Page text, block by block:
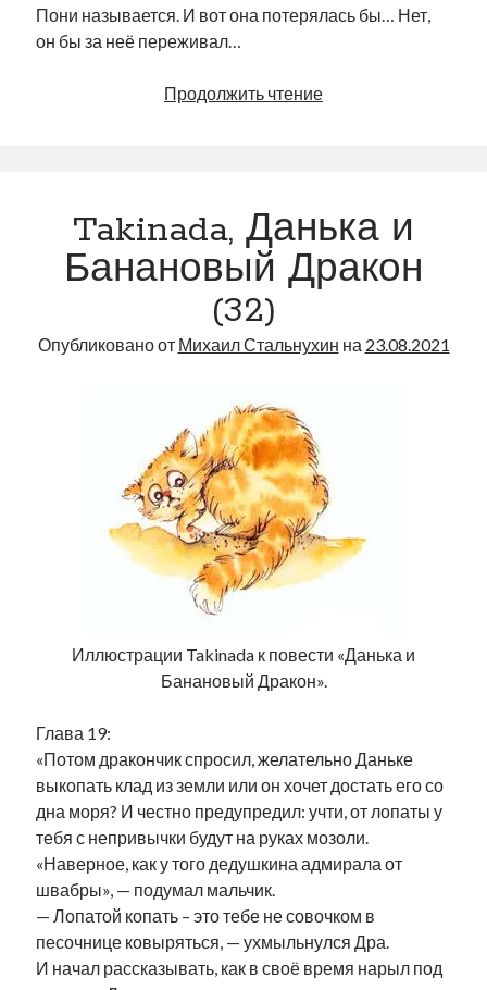
Пони называется. И вот она потерялась бы… Нет,
он бы за неё переживал…
Продолжить чтениеTakinada,
(33)
Takinada, Данька и
Банановый Дракон
(32)
Опубликовано от Михаил Стальнухин на 23.08.2021
Иллюстрации Takinada к повести «Данька и
Банановый Дракон».
Глава 19:
«Потом дракончик спросил, желательно Даньке
выкопать клад из земли или он хочет достать его со
дна моря? И честно предупредил: учти, от лопаты у
тебя с непривычки будут на руках мозоли.
«Наверное, как у того дедушкина адмирала от
швабры», — подумал мальчик.
— Лопатой копать – это тебе не совочком в
песочнице ковыряться, — ухмыльнулся Дра.
И начал рассказывать, как в своё время нарыл под